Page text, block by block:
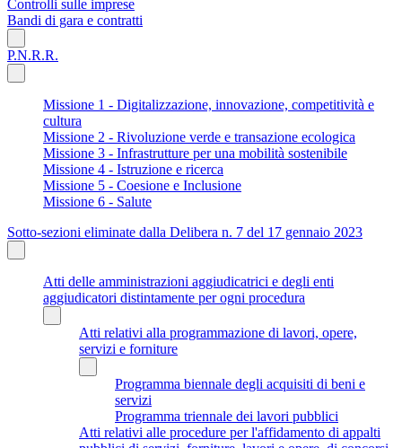
Controlli sulle imprese
Bandi di gara e contratti
P.N.R.R.
Missione 1 - Digitalizzazione, innovazione, competitività e
cultura
Missione 2 - Rivoluzione verde e transazione ecologica
Missione 3 - Infrastrutture per una mobilità sostenibile
Missione 4 - Istruzione e ricerca
Missione 5 - Coesione e Inclusione
Missione 6 - Salute
Sotto-sezioni eliminate dalla Delibera n. 7 del 17 gennaio 2023
Atti delle amministrazioni aggiudicatrici e degli enti
aggiudicatori distintamente per ogni procedura
Atti relativi alla programmazione di lavori, opere,
servizi e forniture
Programma biennale degli acquisiti di beni e
servizi
Programma triennale dei lavori pubblici
Atti relativi alle procedure per l'affidamento di appalti